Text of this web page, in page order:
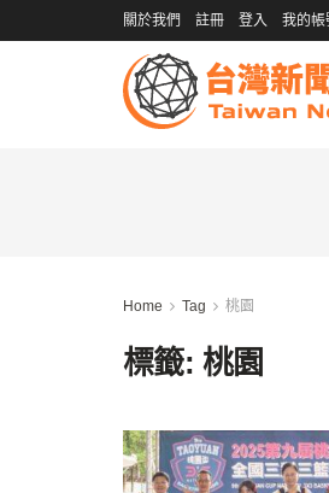
關於我們 註冊 登入 我的帳
Home Tag 桃園
標籤: 桃園